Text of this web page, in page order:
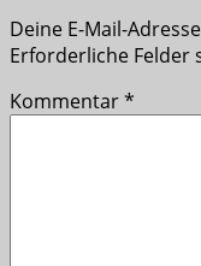
Deine E-Mail-
Erforderliche Felder
Kommentar*